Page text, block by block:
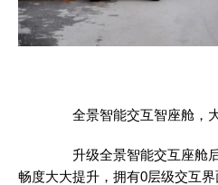
全景智能交互智座舱，大
升级全景智能交互座舱后
畅度大大提升，拥有0层级交互